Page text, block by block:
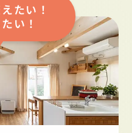
たい！
い！